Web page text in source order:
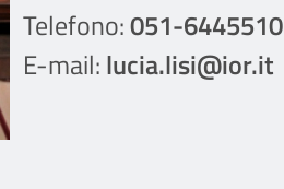
Telefono:051-6445510
E-mail:lucia.lisi@ior.it